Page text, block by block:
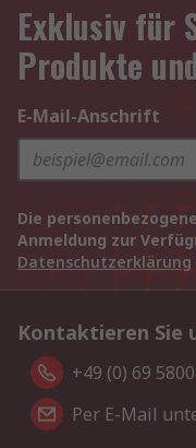
Exklusiv für
Produkte
E-Mail-Anschrift
Die
Anmeldung zur
Datenschutzerklärung
Kontaktieren Sie
+49 (0) 69
Per E-Mail